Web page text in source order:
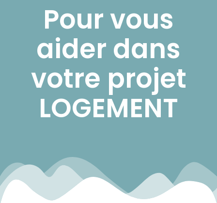
Pour vous
aider dans
votre projet
LOGEMENT